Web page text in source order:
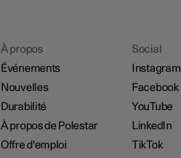
À propos
Événements
Nouvelles
Durabilité
À propos de Polestar
Offre d'emploi
Social
Instagram
Facebook
YouTube
LinkedIn
TikTok